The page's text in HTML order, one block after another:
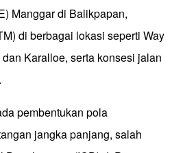
Manggar di Balikpapan,
di berbagai lokasi seperti Way
Karalloe, serta konsesi jalan
pembentukan pola
jangka panjang, salah